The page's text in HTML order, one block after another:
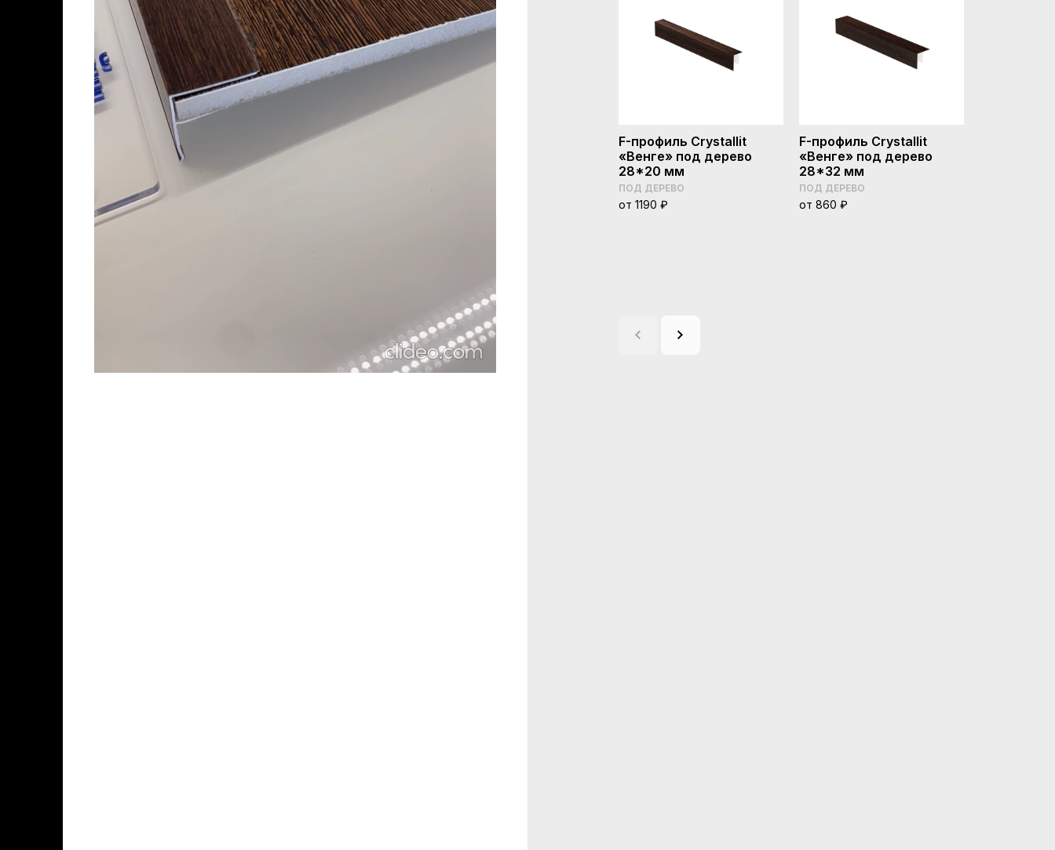
F-профиль Crystallit
«Венге» под дерево
28*20 мм
ПОД ДЕРЕВО
от 1190 ₽
F-профиль Crystallit
«Венге» под дерево
28*32 мм
ПОД ДЕРЕВО
от 860 ₽